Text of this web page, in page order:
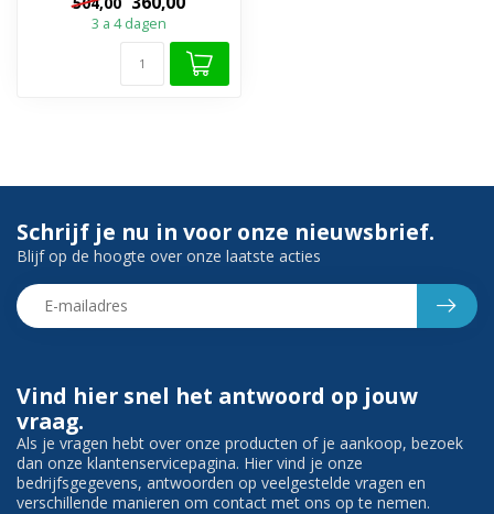
Coating ✓ Muu...
3 a 4 dagen
Vind hier snel het antwoord op jouw
vraag.
Als je vragen hebt over onze producten of je aankoop, bezoek
dan onze klantenservicepagina. Hier vind je onze
bedrijfsgegevens, antwoorden op veelgestelde vragen en
verschillende manieren om contact met ons op te nemen.
Schrijf je nu in voor onze nieuwsbrief.
Blijf op de hoogte over onze laatste acties